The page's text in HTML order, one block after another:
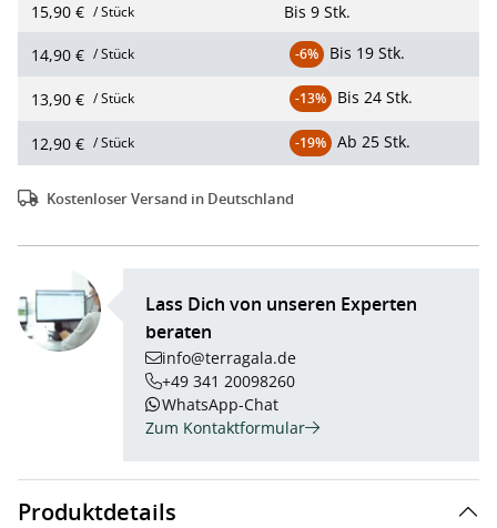
15,90 € / Stück Bis 9 Stk.
14,90 € / Stück -6% Bis 19 Stk.
13,90 € / Stück -13% Bis 24 Stk.
12,90 € / Stück -19% Ab 25 Stk.
Kostenloser Versand in Deutschland
Lass Dich von unseren Experten
beraten
info@terragala.de
+49 341 20098260
WhatsApp-Chat
Zum Kontaktformular
Produktdetails